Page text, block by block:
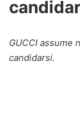
GUCCI assume
candidarsi.